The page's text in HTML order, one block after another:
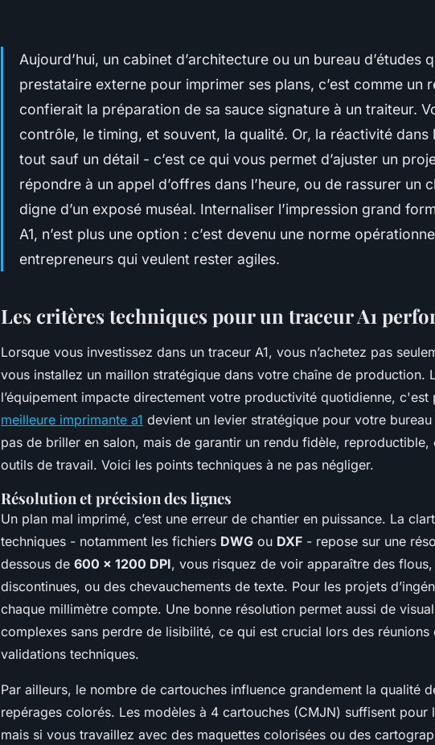
Aujourd’hui, un cabinet d’architecture ou un bureau d’études
prestataire externe pour imprimer ses plans, c’est comme un
confierait la préparation de sa sauce signature à un traiteur.
contrôle, le timing, et souvent, la qualité. Or, la réactivité dans
tout sauf un détail - c’est ce qui vous permet d’ajuster un
répondre à un appel d’offres dans l’heure, ou de rassurer un
digne d’un exposé muséal. Internaliser l’impression grand
A1, n’est plus une option : c’est devenu une norme
entrepreneurs qui veulent rester agiles.
Les critères techniques pour un traceur A1
Lorsque vous investissez dans un traceur A1, vous n’achetez pas
vous installez un maillon stratégique dans votre chaîne de production.
l’équipement impacte directement votre productivité quotidienne,
meilleure imprimante a1 devient un levier stratégique pour votre bureau
pas de briller en salon, mais de garantir un rendu fidèle,
outils de travail. Voici les points techniques à ne pas négliger.
Résolution et précision des lignes
Un plan mal imprimé, c’est une erreur de chantier en puissance. La
techniques - notamment les fichiers DWG ou DXF - repose sur une
dessous de 600 x 1200 DPI, vous risquez de voir apparaître des
discontinues, ou des chevauchements de texte. Pour les projets
chaque millimètre compte. Une bonne résolution permet aussi de
complexes sans perdre de lisibilité, ce qui est crucial lors des réunions
validations techniques.
Par ailleurs, le nombre de cartouches influence grandement la qualité
repérages colorés. Les modèles à 4 cartouches (CMJN) suffisent pour
mais si vous travaillez avec des maquettes colorisées ou des